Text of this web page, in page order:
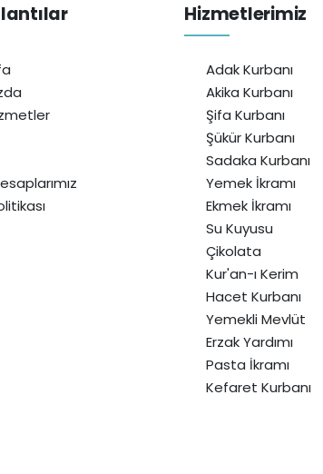
Hizmetlerimiz
Adak Kurbanı
Akika Kurbanı
Şifa Kurbanı
Şükür Kurbanı
Sadaka Kurbanı
Yemek İkramı
Ekmek İkramı
Su Kuyusu
Çikolata
Kur'an-ı Kerim
Hacet Kurbanı
Yemekli Mevlüt
Erzak Yardımı
Pasta İkramı
Kefaret Kurbanı